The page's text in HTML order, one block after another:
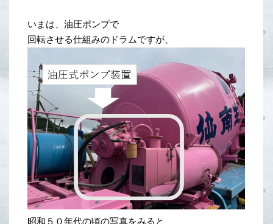
いまは、油圧ポンプで
回転させる仕組みのドラムですが、
昭和５０年代の頃の写真をみると